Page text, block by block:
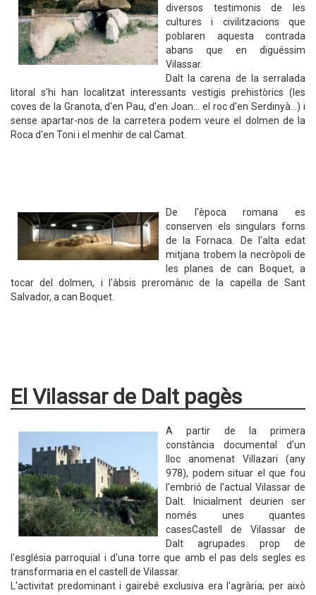
diversos testimonis de les
cultures i civilitzacions que
poblaren aquesta contrada
abans que en diguéssim
Vilassar.
Dalt la carena de la serralada
litoral s'hi han localitzat interessants vestigis prehistòrics (les
coves de la Granota, d'en Pau, d'en Joan… el roc d'en Serdinyà…) i
sense apartar-nos de la carretera podem veure el dolmen de la
Roca d'en Toni i el menhir de cal Camat.
De l'època romana es
conserven els singulars forns
de la Fornaca. De l'alta edat
mitjana trobem la necròpoli de
les planes de can Boquet, a
tocar del dolmen, i l'àbsis preromànic de la capella de Sant
Salvador, a can Boquet.
El Vilassar de Dalt pagès
A partir de la primera
constància documental d'un
lloc anomenat Villazari (any
978), podem situar el que fou
l'embrió de l'actual Vilassar de
Dalt. Inicialment deurien ser
només unes quantes
casesCastell de Vilassar de
Dalt agrupades prop de
l'església parroquial i d'una torre que amb el pas dels segles es
transformaria en el castell de Vilassar.
L'activitat predominant i gairebé exclusiva era l'agrària; per això